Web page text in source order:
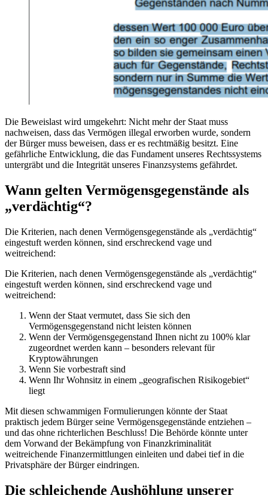
Die Beweislast wird umgekehrt: Nicht mehr der Staat muss
nachweisen, dass das Vermögen illegal erworben wurde, sondern
der Bürger muss beweisen, dass er es rechtmäßig besitzt. Eine
gefährliche Entwicklung, die das Fundament unseres Rechtssystems
untergräbt und die Integrität unseres Finanzsystems gefährdet.
Wann gelten Vermögensgegenstände als
„verdächtig“?
Die Kriterien, nach denen Vermögensgegenstände als „verdächtig“
eingestuft werden können, sind erschreckend vage und
weitreichend:
Die Kriterien, nach denen Vermögensgegenstände als „verdächtig“
eingestuft werden können, sind erschreckend vage und
weitreichend:
Wenn der Staat vermutet, dass Sie sich den
Vermögensgegenstand nicht leisten können
Wenn der Vermögensgegenstand Ihnen nicht zu 100% klar
zugeordnet werden kann – besonders relevant für
Kryptowährungen
Wenn Sie vorbestraft sind
Wenn Ihr Wohnsitz in einem „geografischen Risikogebiet“
liegt
Mit diesen schwammigen Formulierungen könnte der Staat
praktisch jedem Bürger seine Vermögensgegenstände entziehen –
und das ohne richterlichen Beschluss! Die Behörde könnte unter
dem Vorwand der Bekämpfung von Finanzkriminalität
weitreichende Finanzermittlungen einleiten und dabei tief in die
Privatsphäre der Bürger eindringen.
Die schleichende Aushöhlung unserer